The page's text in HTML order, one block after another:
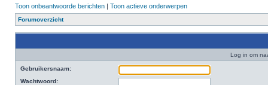
Toon onbeantwoorde berichten | Toon actieve onderwerpen
Forumoverzicht
Log in om
Gebruikersnaam:
Wachtwoord: